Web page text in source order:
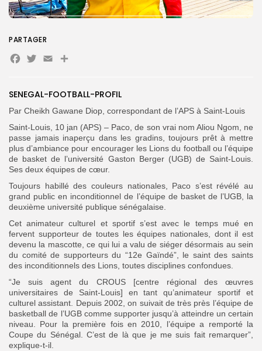
Search
for:
SENEGAL-FOOTBALL-PROFIL
Par Cheikh Gawane Diop, correspondant de l’APS à Saint-Louis
Saint-Louis, 10 jan (APS) – Paco, de son vrai nom Aliou Ngom, ne
passe jamais inaperçu dans les gradins, toujours prêt à mettre
plus d’ambiance pour encourager les Lions du football ou l’équipe
de basket de l’université Gaston Berger (UGB) de Saint-Louis.
Ses deux équipes de cœur.
Toujours habillé des couleurs nationales, Paco s’est révélé au
grand public en inconditionnel de l’équipe de basket de l’UGB, la
deuxième université publique sénégalaise.
Cet animateur culturel et sportif s’est avec le temps mué en
fervent supporteur de toutes les équipes nationales, dont il est
devenu la mascotte, ce qui lui a valu de siéger désormais au sein
du comité de supporteurs du “12e Gaïndé”, le saint des saints
des inconditionnels des Lions, toutes disciplines confondues.
“Je suis agent du CROUS [centre régional des œuvres
universitaires de Saint-Louis] en tant qu’animateur sportif et
culturel assistant. Depuis 2002, on suivait de très près l’équipe de
basketball de l’UGB comme supporter jusqu’à atteindre un certain
niveau. Pour la première fois en 2010, l’équipe a remporté la
Coupe du Sénégal. C’est de là que je me suis fait remarquer”,
explique-t-il.
PARTAGER
Facebook
Twitter
EmailPartager